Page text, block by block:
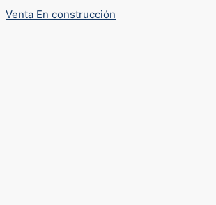
Venta En construcción